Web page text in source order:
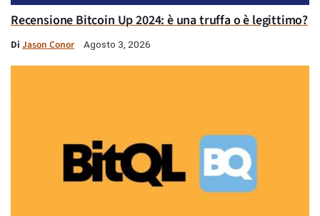
Recensione Bitcoin Up 2024: è una truffa o è legittimo?
Di Jason Conor Agosto 3, 2026